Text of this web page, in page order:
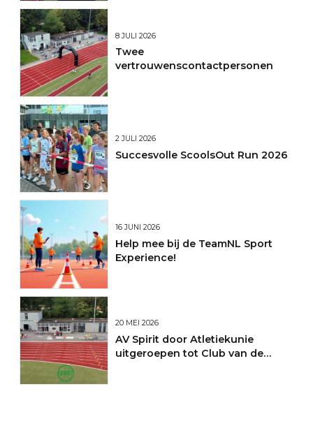
8 JULI 2026
Twee
vertrouwenscontactpersonen
2 JULI 2026
Succesvolle ScoolsOut Run 2026
16 JUNI 2026
Help mee bij de TeamNL Sport
Experience!
20 MEI 2026
AV Spirit door Atletiekunie
uitgeroepen tot Club van de